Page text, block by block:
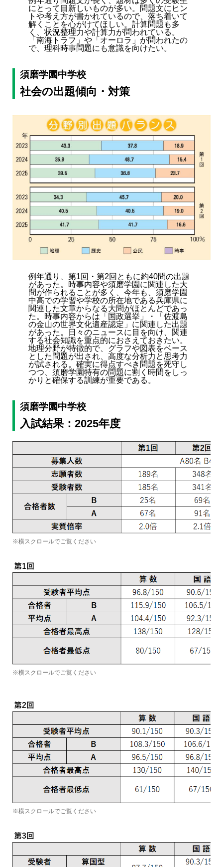
にとって目新しいものが多い。問題文にヒン
トや考え方が書かれているので、落ち着いて
解くことを心がけてほしい。計算問題も多
く、状況整理力や計算力が問われている。
「南海トラフ」や「オーロラ」が問われたの
で、理科時事問題にも意識を向けたい。
須磨学園中学校
社会の出題傾向・対策
例年通り、第1回・第2回ともに約40問の出題
があった。時事内容や須磨学園に関連した大
問が作られることが多く、今年も、須磨学園
中高での学習や学校の所在地である兵庫県に
関連した文章からなる大問がほとんどであっ
た。時事内容からは「国政選挙」・「佐渡島
の金山の世界文化遺産認定」に関連した出題
があった。日々のニュースに目を向け、関連
する社会知識を重点的におさえておきたい。
地理分野が特徴的で、グラフや図表をベース
とした問題が出され、高度な分析力と思考力
が試される。確実に得点すべき問題を死守し
つつ、須磨学園特有の問題に割く時間をしっ
かりと確保する訓練が重要である。
須磨学園中学校
入試結果：2025年度
※横スクロールでご覧ください
※横スクロールでご覧ください
※横スクロールでご覧ください